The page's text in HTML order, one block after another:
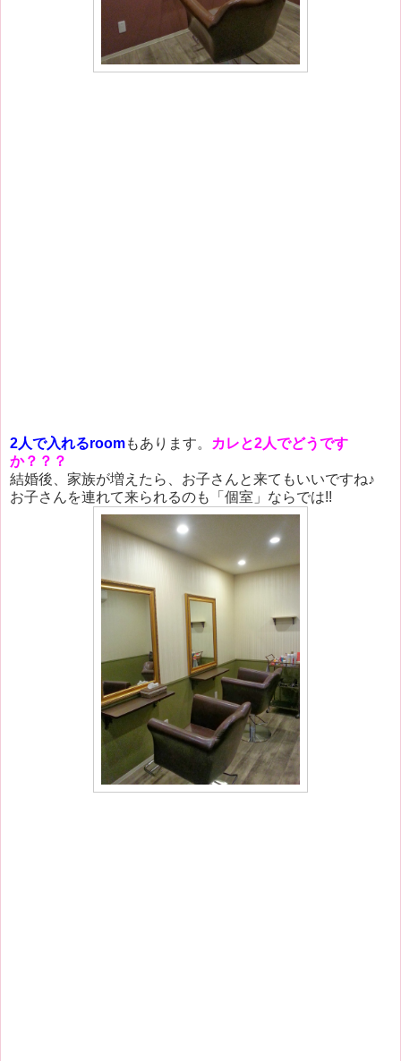
2人で入れるroomもあります。
カレと2人でどうです
か？？？
結婚後、家族が増えたら、お子さんと来てもいいですね♪
お子さんを連れて来られるのも「個室」ならでは!!